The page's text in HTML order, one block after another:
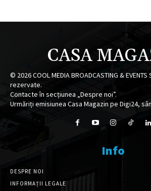
CASA
© 2026COOL MEDIA BROADCASTING &
rezervate.
Contacte în secțiunea „Despre noi”.
Urmăriți emisiunea Casa Magazin pe Digi24,
Info
DESPRE NOI
INFORMAȚII LEGALE